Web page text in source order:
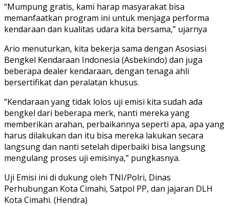
“Mumpung gratis, kami harap masyarakat bisa
memanfaatkan program ini untuk menjaga performa
kendaraan dan kualitas udara kita bersama,” ujarnya
Ario menuturkan, kita bekerja sama dengan Asosiasi
Bengkel Kendaraan Indonesia (Asbekindo) dan juga
beberapa dealer kendaraan, dengan tenaga ahli
bersertifikat dan peralatan khusus.
“Kendaraan yang tidak lolos uji emisi kita sudah ada
bengkel dari beberapa merk, nanti mereka yang
memberikan arahan, perbaikannya seperti apa, apa yang
harus dilakukan dan itu bisa mereka lakukan secara
langsung dan nanti setelah diperbaiki bisa langsung
mengulang proses uji emisinya,” pungkasnya.
Uji Emisi ini di dukung oleh TNI/Polri, Dinas
Perhubungan Kota Cimahi, Satpol PP, dan jajaran DLH
Kota Cimahi. (Hendra)